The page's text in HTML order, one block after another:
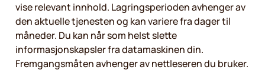
vise relevant innhold. Lagringsperioden avhenger av
den aktuelle tjenesten og kan variere fra dager til
måneder. Du kan når som helst slette
informasjonskapsler fra datamaskinen din.
Fremgangsmåten avhenger av nettleseren du bruker.